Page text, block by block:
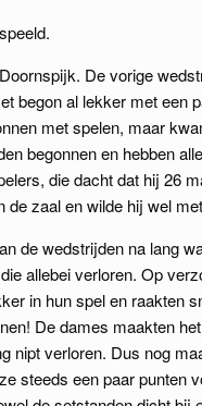
De vorige
begon al lekker met een
met spelen, maar
begonnen en hebben
die dacht dat hij 26
zaal en wilde hij wel
de wedstrijden na lang
allebei verloren. Op
in hun spel en raakten
De dames maakten
nipt verloren. Dus nog
steeds een paar punten